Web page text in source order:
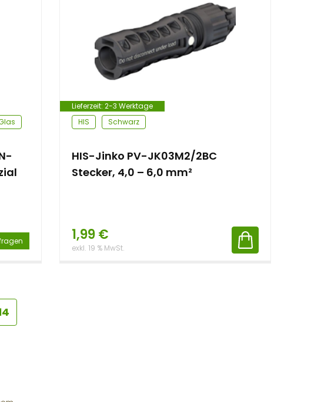
Lieferzeit: 2-3 Werktage
HIS
Schwarz
HIS-Jinko PV-JK03M2/2BC
Stecker, 4,0 – 6,0 mm²
1,99€
exkl. 19 % MwSt.